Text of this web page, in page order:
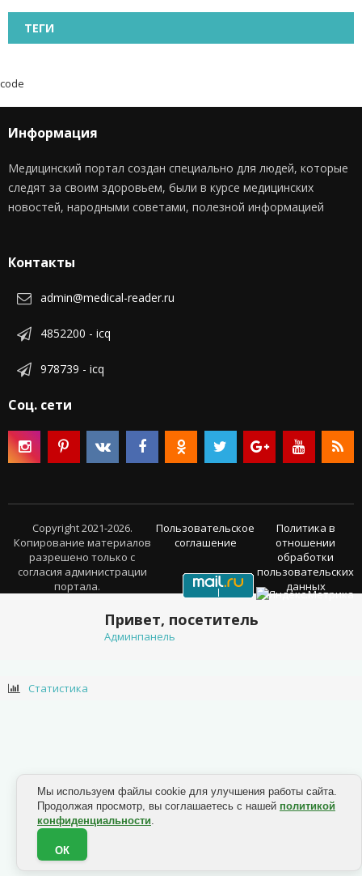
ТЕГИ
code
Информация
Медицинский портал создан специально для людей, которые
следят за своим здоровьем, были в курсе медицинских
новостей, народными советами, полезной информацией
Контакты
admin@medical-reader.ru
4852200 - icq
978739 - icq
Соц. сети
Copyright 2021-2026.
Копирование материалов
разрешено только с
согласия администрации
портала.
Пользовательское
соглашение
Политика в
отношении
обработки
пользовательских
данных
Привет, посетитель
Админпанель
Статистика
Мы используем файлы cookie для улучшения работы сайта.
Продолжая просмотр, вы соглашаетесь с нашей политикой
конфиденциальности.
ОК